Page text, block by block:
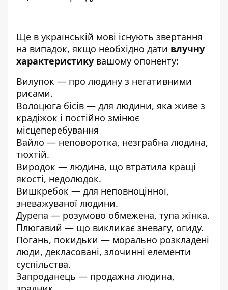
Ще в українській мові існують звертання
на випадок, якщо необхідно дати влучну
характеристику вашому опоненту:
Вилупок — про людину з негативними
рисами.
Волоцюга бісів — для людини, яка живе з
крадіжок і постійно змінює
місцеперебування
Вайло — неповоротка, незграбна людина,
тюхтій.
Виродок — людина, що втратила кращі
якості, недолюдок.
Вишкребок — для неповноцінної,
зневажуваної людини.
Дурепа — розумово обмежена, тупа жінка.
Плюгавий — що викликає зневагу, огиду.
Погань, покидьки — морально розкладені
люди, декласовані, злочинні елементи
суспільства.
Запроданець — продажна людина,